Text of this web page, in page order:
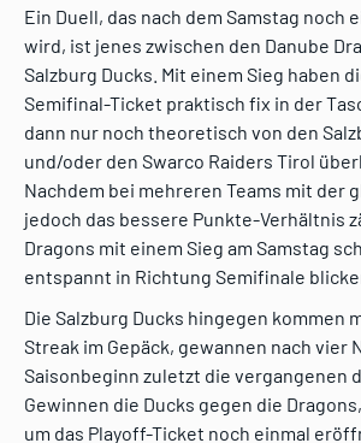
Ein Duell, das nach dem Samstag noch
wird, ist jenes zwischen den Danube
Salzburg Ducks. Mit einem Sieg haben
Semifinal-Ticket praktisch fix in der
dann nur noch theoretisch von den
und/oder den Swarco Raiders Tirol
Nachdem bei mehreren Teams mit der
jedoch das bessere Punkte-Verhältnis
Dragons mit einem Sieg am Samstag
entspannt in Richtung Semifinale
Die Salzburg Ducks hingegen kommen
Streak im Gepäck, gewannen nach vier
Saisonbeginn zuletzt die vergangenen
Gewinnen die Ducks gegen die
um das Playoff-Ticket noch einmal